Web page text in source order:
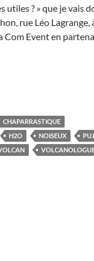
utiles ? » que je vais
rue Léo
Com Event en
Radio sur France
CHAPARRASTIQUE
H2O NOISEUX